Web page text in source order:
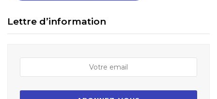
Lettre d’information